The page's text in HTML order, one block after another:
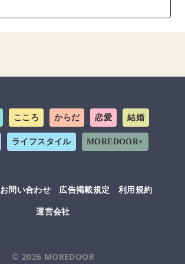
こころ からだ 恋愛 結婚
ライフスタイル MOREDOOR+
お問い合わせ 広告掲載規定
利用規約
運営会社
© 2026 MOREDOOR